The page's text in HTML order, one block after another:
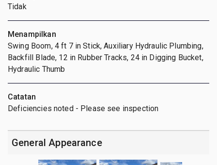
Tidak
Menampilkan
Swing Boom, 4 ft 7 in Stick, Auxiliary Hydraulic Plumbing,
Backfill Blade, 12 in Rubber Tracks, 24 in Digging Bucket,
Hydraulic Thumb
Catatan
Deficiencies noted - Please see inspection
General Appearance